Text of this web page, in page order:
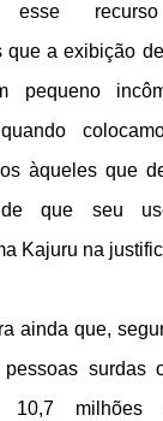
esse
que a exibição
pequeno
àqueles que
que seu
Kajuru na
ainda que,
surdas
10,7 milhões